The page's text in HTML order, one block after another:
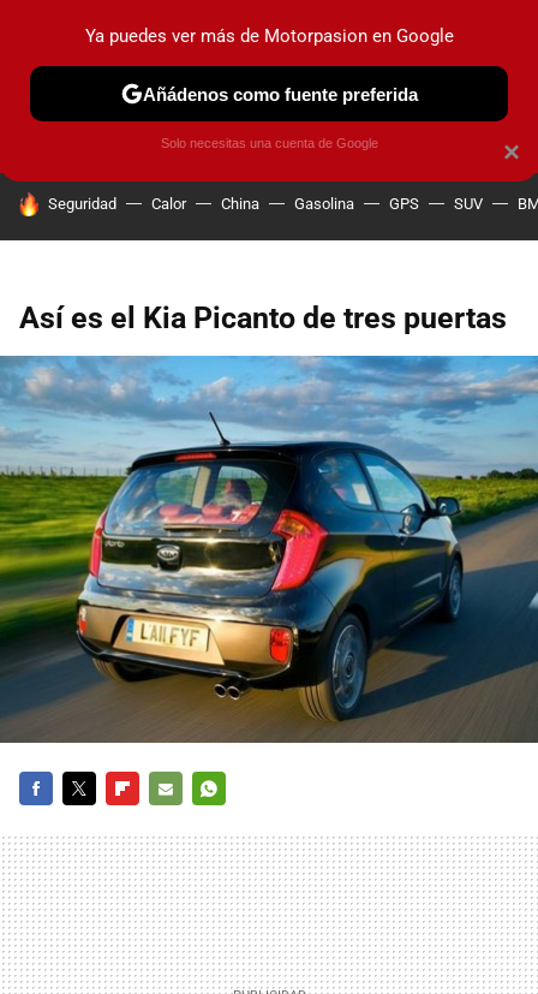
PRUEBAS COCHES ELÉCTRICOS OBSERVATORIO
HOY SE HABLA DE
Seguridad Calor China Gasolina GPS SUV
Así es el Kia Picanto de tres puertas
MAIL
×
Ya puedes ver más de Motorpasion en Google
Añádenos como fuente preferida
Solo necesitas una cuenta de Google